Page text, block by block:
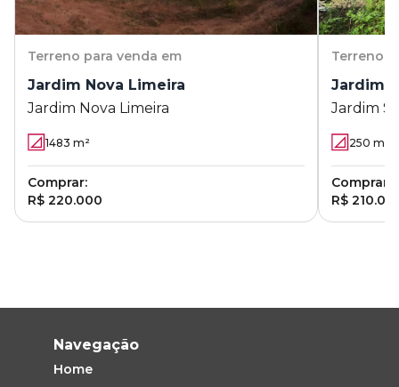
Terreno para venda em
Jardim Nova Limeira
Jardim Nova Limeira
1483 m²
Comprar:
R$ 220.000
Terreno
Jardim
Jardim
250 m²
Comprar:
R$
Navegação
Home